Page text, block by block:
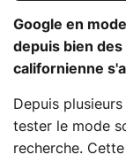
Google en
depuis bien
californienne
Depuis
tester le mode
recherche.